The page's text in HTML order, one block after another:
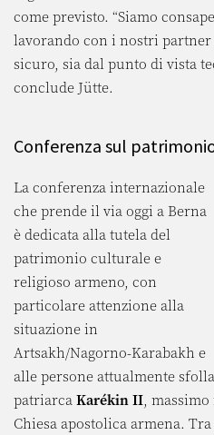
come previsto. “Siamo
lavorando con i nostri
sicuro, sia dal punto di vista
conclude Jütte.
Conferenza sul
La conferenza internazionale
che prende il via oggi a Berna
è dedicata alla tutela del
patrimonio culturale e
religioso armeno, con
particolare attenzione alla
situazione in
Artsakh/Nagorno-Karabakh e
alle persone attualmente
patriarcaKarékin II,
Chiesa apostolica armena.